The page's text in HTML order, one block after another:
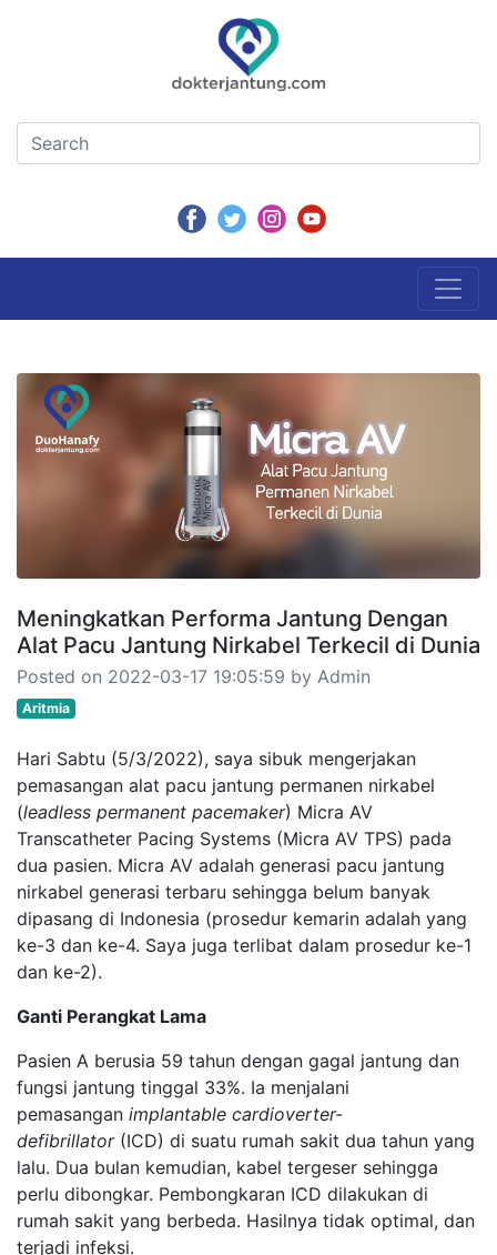
Meningkatkan Performa Jantung Dengan
Alat Pacu Jantung Nirkabel Terkecil di Dunia
Posted on 2022-03-17 19:05:59 by Admin
Aritmia
Hari Sabtu (5/3/2022), saya sibuk mengerjakan
pemasangan alat pacu jantung permanen nirkabel
(leadless permanent pacemaker) Micra AV
Transcatheter Pacing Systems (Micra AV TPS) pada
dua pasien. Micra AV adalah generasi pacu jantung
nirkabel generasi terbaru sehingga belum banyak
dipasang di Indonesia (prosedur kemarin adalah yang
ke-3 dan ke-4. Saya juga terlibat dalam prosedur ke-1
dan ke-2).
Ganti Perangkat Lama
Pasien A berusia 59 tahun dengan gagal jantung dan
fungsi jantung tinggal 33%. Ia menjalani
pemasangan implantable cardioverter-
defibrillator (ICD) di suatu rumah sakit dua tahun yang
lalu. Dua bulan kemudian, kabel tergeser sehingga
perlu dibongkar. Pembongkaran ICD dilakukan di
rumah sakit yang berbeda. Hasilnya tidak optimal, dan
terjadi infeksi.